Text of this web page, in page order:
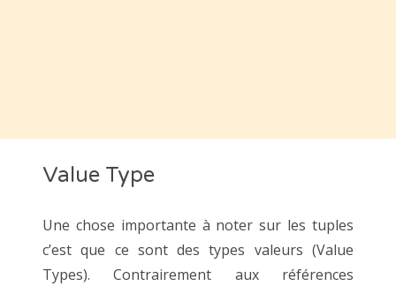
Value Type
Une chose importante à noter sur les tuples
c’est que ce sont des types valeurs (Value
Types). Contrairement aux références